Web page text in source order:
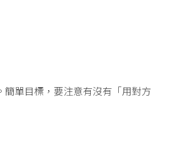
單目標，要注意有沒有「用對方